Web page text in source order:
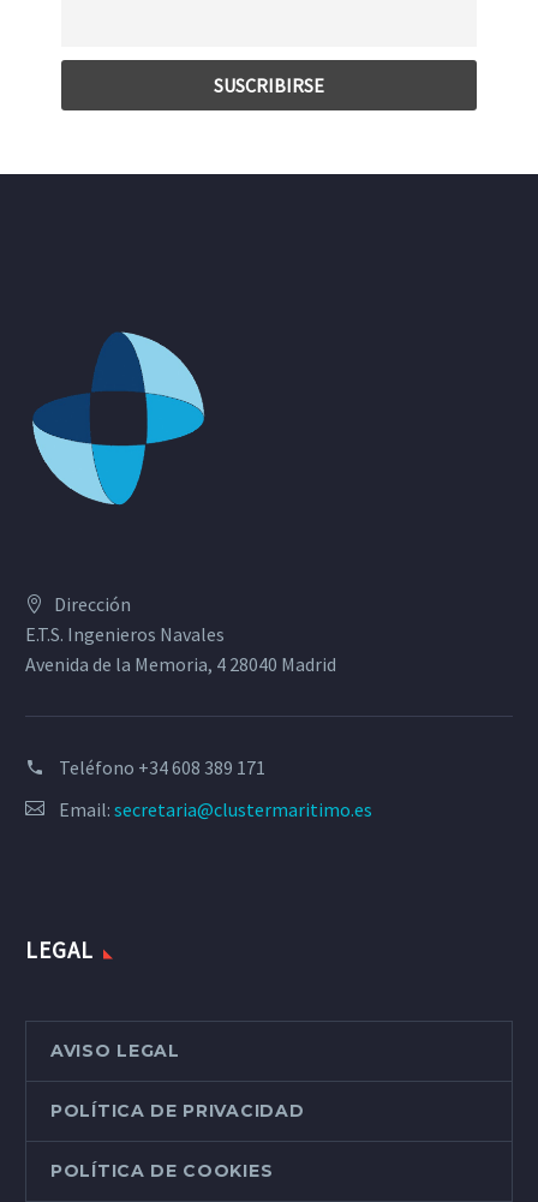
Dirección
E.T.S. Ingenieros Navales
Avenida de la Memoria, 4 28040 Madrid
Teléfono +34 608 389 171
Email: secretaria@clustermaritimo.es
LEGAL
AVISO LEGAL
POLÍTICA DE PRIVACIDAD
POLÍTICA DE COOKIES